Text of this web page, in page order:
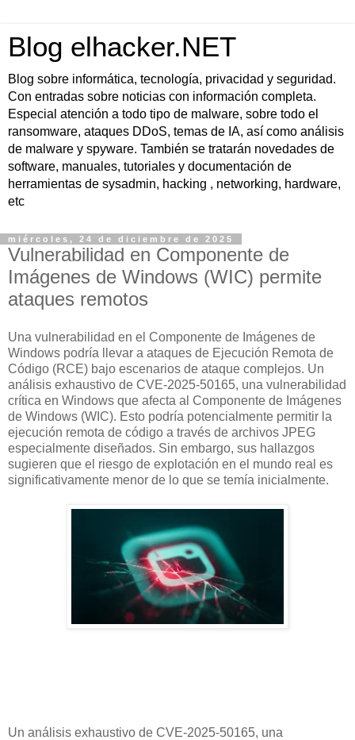
Blog elhacker.NET
Blog sobre informática, tecnología, privacidad y seguridad.
Con entradas sobre noticias con información completa.
Especial atención a todo tipo de malware, sobre todo el
ransomware, ataques DDoS, temas de IA, así como análisis
de malware y spyware. También se tratarán novedades de
software, manuales, tutoriales y documentación de
herramientas de sysadmin, hacking , networking, hardware,
etc
miércoles, 24 de diciembre de 2025
Vulnerabilidad en Componente de
Imágenes de Windows (WIC) permite
ataques remotos
Una vulnerabilidad en el Componente de Imágenes de
Windows podría llevar a ataques de Ejecución Remota de
Código (RCE) bajo escenarios de ataque complejos. Un
análisis exhaustivo de CVE-2025-50165, una vulnerabilidad
crítica en Windows que afecta al Componente de Imágenes
de Windows (WIC). Esto podría potencialmente permitir la
ejecución remota de código a través de archivos JPEG
especialmente diseñados. Sin embargo, sus hallazgos
sugieren que el riesgo de explotación en el mundo real es
significativamente menor de lo que se temía inicialmente.
Un análisis exhaustivo de CVE-2025-50165, una